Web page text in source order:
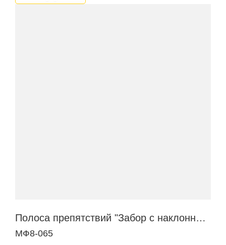
Полоса препятствий "Забор с наклонной доской"
МФ8-065